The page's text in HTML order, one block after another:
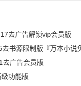
去广告解锁vip会员版
书源限制版『万本小说
去广告会员版
功能版